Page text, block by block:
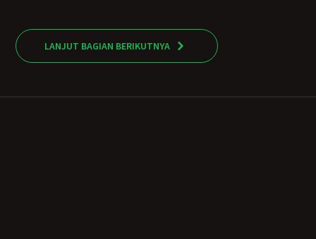
LANJUT BAGIAN BERIKUTNYA